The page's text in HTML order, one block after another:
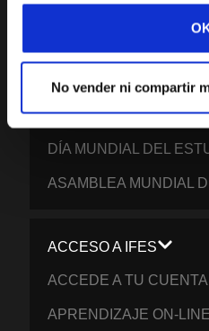
No vender ni compartir
PARTICIPAR
ESTUDIANTES DE
CRECER
ORA POR LOS
DÍA MUNDIAL DEL
ASAMBLEA MUNDIAL
ACCESO A IFES
ACCEDE A TU
APRENDIZAJE ON-LINE